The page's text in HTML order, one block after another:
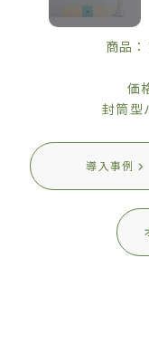
商品
価
封筒型
導入事例